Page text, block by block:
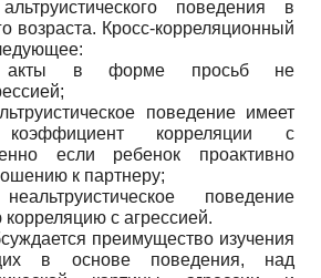
поведения в
возраста. Кросс-корреляционный
акты в форме просьб не
поведение имеет
коэффициент корреляции с
если ребенок проактивно
к партнеру;
поведение
с агрессией.
преимущество изучения
в основе поведения, над